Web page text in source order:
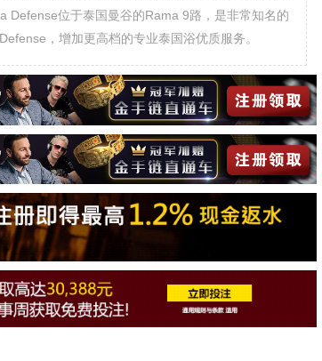
Defense位于泰国曼谷的Rama 9路，是非常知名的
，增加更高档的专业泰国浴优质服务。